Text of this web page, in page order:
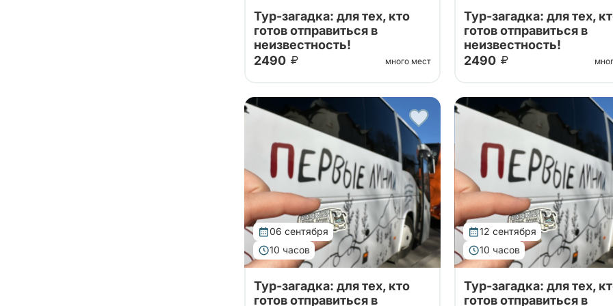
Хочется внезапно вырваться на
данный тур, а мы накануне
сообщим, куда именно
отправимся!
Тур-загадка: для тех, кто
готов отправиться в
неизвестность!
2490
много мест
Хочется внезапно вырваться
данный тур, а мы накануне
сообщим, куда именно
отправимся!
Тур-загадка: для тех,
готов отправиться в
неизвестность!
2490
06 сентября
10 часов
Тур-загадка: для тех, кто
готов отправиться в
12 сентября
10 часов
Тур-загадка: для тех,
готов отправиться в